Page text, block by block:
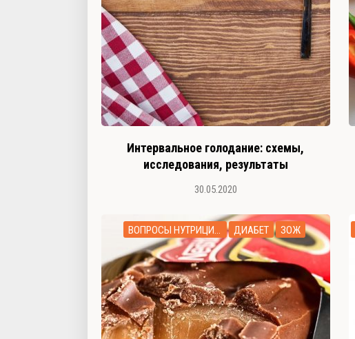
Интервальное голодание: схемы,
исследования, результаты
30.05.2020
ВОПРОСЫ НУТРИЦИОЛОГУ ДИАБЕТ ЗОЖ